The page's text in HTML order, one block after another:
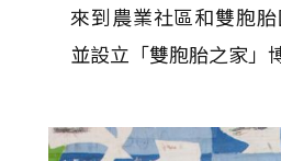
來到農業社區和雙胞胎
並設立「雙胞胎之家」